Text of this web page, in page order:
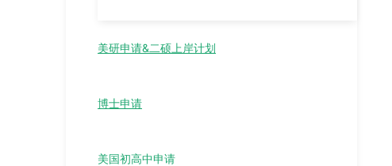
美研申请&二硕上岸计划
博士申请
美国初高中申请